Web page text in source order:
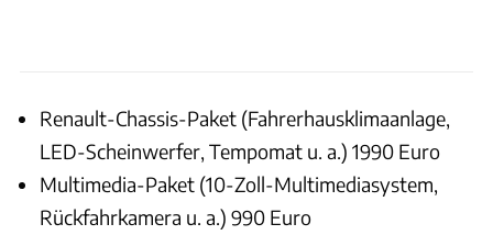
Renault-Chassis-Paket (Fahrerhausklimaanlage,
LED-Scheinwerfer, Tempomat u. a.) 1990 Euro
Multimedia-Paket (10-Zoll-Multimediasystem,
Rückfahrkamera u. a.) 990 Euro